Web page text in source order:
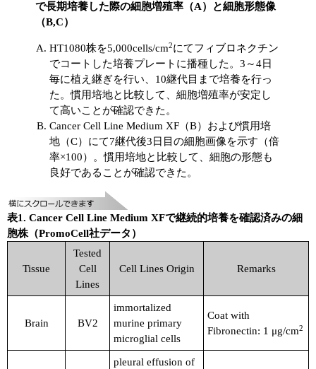
で長期培養した際の細胞増殖率（A）と細胞形態像
（B,C）
HT1080株を5,000cells/cm2にてフィブロネクチン
でコートした培養プレートに播種した。3～4日
毎に植え継ぎを行い、10継代目まで培養を行っ
た。慣用培地と比較して、細胞増殖率が安定し
て高いことが確認できた。
Cancer Cell Line Medium XF（B）および慣用培
地（C）にて7継代後3日目の細胞画像を示す（倍
率×100）。慣用培地と比較して、細胞の形態も
良好であることが確認できた。
表1. Cancer Cell Line Medium XFで継続的培養を確認済みの細
胞株（PromoCell社データ）
Tissue
Tested
Cell
Lines
Cell Lines Origin Remarks
Brain BV2
immortalized
murine primary
microglial cells
Coat with
Fibronectin: 1 μg/cm2
pleural effusion of